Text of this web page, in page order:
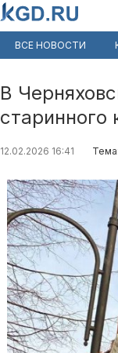
ВСЕ НОВОСТИ
В
12.02.2026 16:41 Тема: